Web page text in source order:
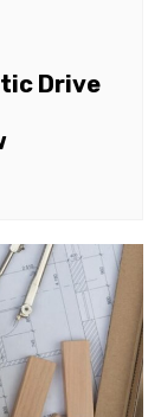
Drive